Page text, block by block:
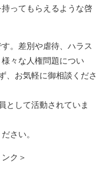
ってもらえるような啓
。差別や虐待、ハラス
々な人権問題につい
、お気軽に御相談くださ
として活動されていま
さい。
ク＞